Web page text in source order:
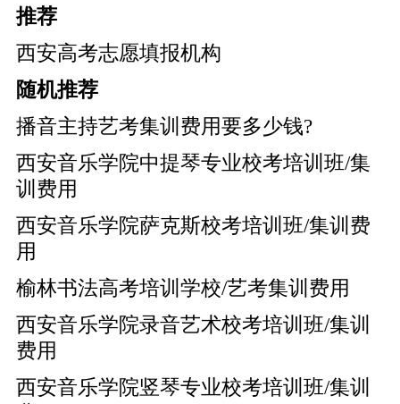
推荐
西安高考志愿填报机构
随机推荐
播音主持艺考集训费用要多少钱?
西安音乐学院中提琴专业校考培训班/集
训费用
西安音乐学院萨克斯校考培训班/集训费
用
榆林书法高考培训学校/艺考集训费用
西安音乐学院录音艺术校考培训班/集训
费用
西安音乐学院竖琴专业校考培训班/集训